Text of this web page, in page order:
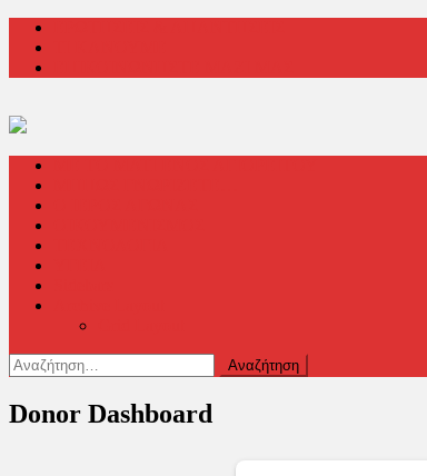
Μεταπηδήστε
περιεχόμενο
Αναζήτηση
για:
Donor Dashboard